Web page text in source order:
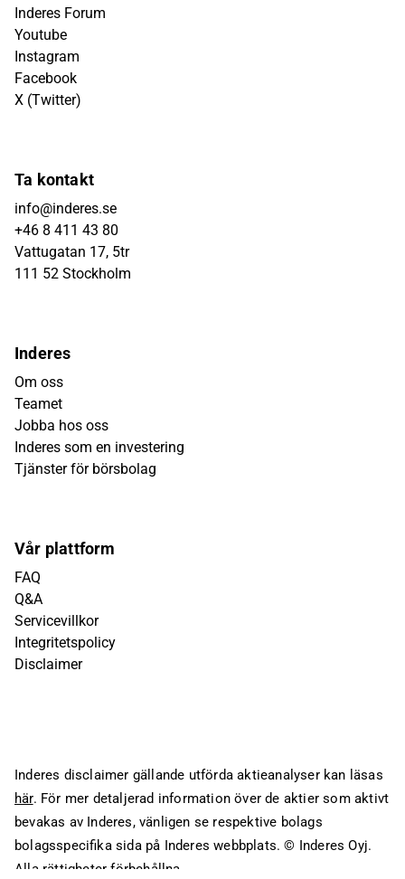
Inderes Forum
Youtube
Instagram
Facebook
X (Twitter)
Ta kontakt
info@inderes.se
+46 8 411 43 80
Vattugatan 17, 5tr
111 52 Stockholm
Inderes
Om oss
Teamet
Jobba hos oss
Inderes som en investering
Tjänster för börsbolag
Vår plattform
FAQ
Q&A
Servicevillkor
Integritetspolicy
Disclaimer
Inderes disclaimer gällande utförda aktieanalyser kan läsas
här. För mer detaljerad information över de aktier som aktivt
bevakas av Inderes, vänligen se respektive bolags
bolagsspecifika sida på Inderes webbplats. © Inderes Oyj.
Alla rättigheter förbehållna.